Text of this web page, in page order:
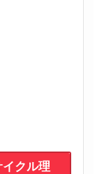
イクル理